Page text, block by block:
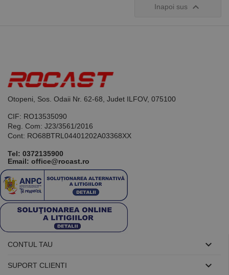
Inapoi sus 
Otopeni, Sos. Odaii Nr. 62-68, Judet ILFOV, 075100
CIF: RO13535090
Reg. Com: J23/3561/2016
Cont: RO68BTRL04401202A03368XX
Tel: 0372135900
Email: office@rocast.ro
CONTUL TAU 
SUPORT CLIENTI 